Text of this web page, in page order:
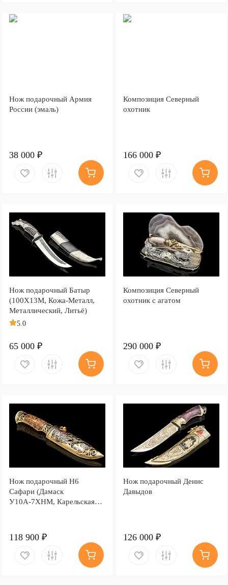
Нож подарочный Армия
России (эмаль)
38 000 ₽
Композиция Северный
охотник
166 000 ₽
Нож подарочный Батыр
(100Х13М, Кожа-Металл,
Металлический, Литьё)
5.0
65 000 ₽
Композиция Северный
охотник с агатом
290 000 ₽
Нож подарочный Н6
Сафари (Дамаск
У10А-7ХНМ, Карельская
118 900 ₽
Нож подарочный Денис
Давыдов
126 000 ₽